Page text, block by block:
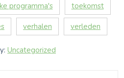
programma's toekomst
verhalen verleden
Uncategorized